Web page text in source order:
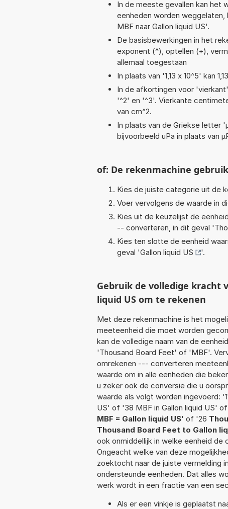
In de meeste gevallen kan
eenheden worden weggelaten,
MBF naar Gallon liquid US'.
De basisbewerkingen in het
exponent (^), optellen (+),
allemaal toegestaan
In plaats van '1,13 x 10^5' kan
In de afkortingen voor
'^2' en '^3'. Vierkante
van cm^2.
In plaats van de Griekse letter
bijvoorbeeld uPa in plaats van
of: De rekenmachine
Kies de juiste categorie uit de
Voer vervolgens de waarde in
Kies uit de keuzelijst de
-- converteren, in dit geval '
Kies ten slotte de eenheid
geval 'Gallon liquid US '.
Gebruik de volledige kracht
liquid US om te rekenen
Met deze rekenmachine is het
meeteenheid die moet worden
kan de volledige naam van de
'Thousand Board Feet' of 'MBF'.
omrekenen --- converteren
waarde om in alle eenheden die
u zeker ook de conversie die u
waarde als volgt worden ingevoerd:
US' of '38 MBF in Gallon liquid US' of
MBF = Gallon liquid US' of '26
Thousand Board Feet to Gallon
ook onmiddellijk in welke eenheid
Ongeacht welke van deze
zoektocht naar de juiste vermelding
ondersteunde eenheden. Dat alles
werk wordt in een fractie van een
Als er een vinkje is geplaatst